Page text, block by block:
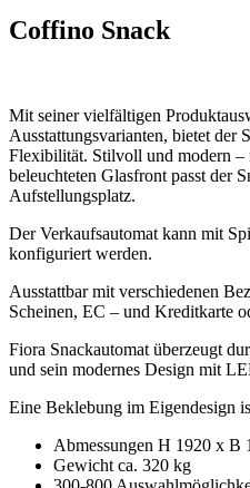
Coffino Snack
Mit seiner vielfältigen
Ausstattungsvarianten, bietet der
Flexibilität. Stilvoll und modern
beleuchteten Glasfront passt der
Aufstellungsplatz.
Der Verkaufsautomat kann mit
konfiguriert werden.
Ausstattbar mit verschiedenen
Scheinen, EC – und Kreditkarte
Fiora Snackautomat überzeugt
und sein modernes Design mit
Eine Beklebung im Eigendesign
Abmessungen H 1920 x B
Gewicht ca. 320 kg